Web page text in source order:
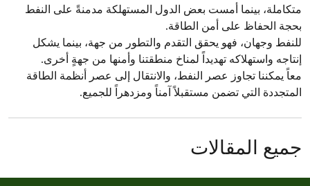
متكاملة، بينما أمست بعض الدول المستهلكة مدمنةً على النفط
بحجة الحفاظ على أمن الطاقة.
للنفط وجهان، فهو يحقق التقدم والتطور من جهة، بينما يشكل
إنتاجه واستهلاكه تهديداً لمناخ منطقتنا وأمنها من جهةٍ أخرى.
معاً يمكننا تجاوز عصر النفط، والانتقال إلى عصر أنظمة الطاقة
المتجددة التي تضمن مستقبلاً آمناً ومزدهراً للجميع.
جميع المقالات